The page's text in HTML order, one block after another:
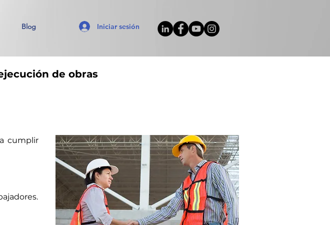
Blog Iniciar sesión
de obras
cumplir